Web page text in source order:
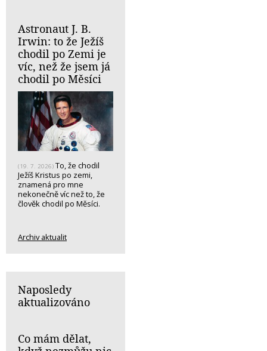
Astronaut J. B.
Irwin: to že Ježíš
chodil po Zemi je
víc, než že jsem já
chodil po Měsíci
(19. 7. 2026) To, že chodil
Ježíš Kristus po zemi,
znamená pro mne
nekonečně víc než to, že
člověk chodil po Měsíci.
Archiv aktualit
Naposledy
aktualizováno
Co mám dělat,